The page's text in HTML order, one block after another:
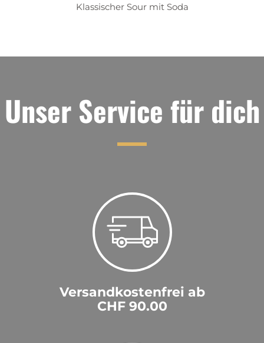
Klassischer Sour mit Soda
Unser Service für dich
Versandkostenfrei ab
CHF 90.00